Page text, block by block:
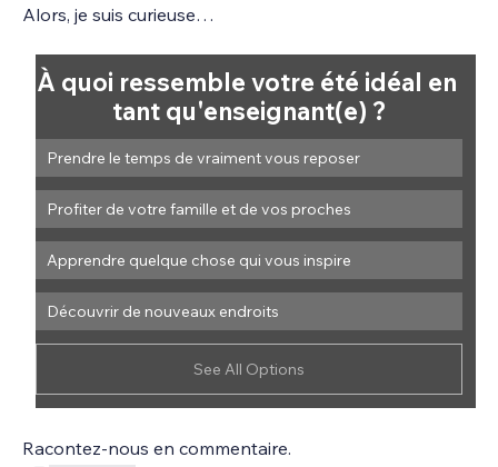
Alors, je suis curieuse…
À quoi ressemble votre été idéal en
tant qu'enseignant(e) ?
Prendre le temps de vraiment vous reposer
Profiter de votre famille et de vos proches
Apprendre quelque chose qui vous inspire
Découvrir de nouveaux endroits
See All Options
Racontez-nous en commentaire.